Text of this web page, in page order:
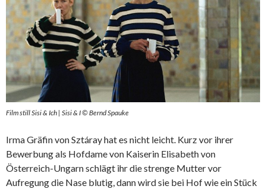
Film still Sisi & Ich | Sisi & I © Bernd Spauke
Irma Gräfin von Sztáray hat es nicht leicht. Kurz vor ihrer
Bewerbung als Hofdame von Kaiserin Elisabeth von
Österreich-Ungarn schlägt ihr die strenge Mutter vor
Aufregung die Nase blutig, dann wird sie bei Hof wie ein Stück